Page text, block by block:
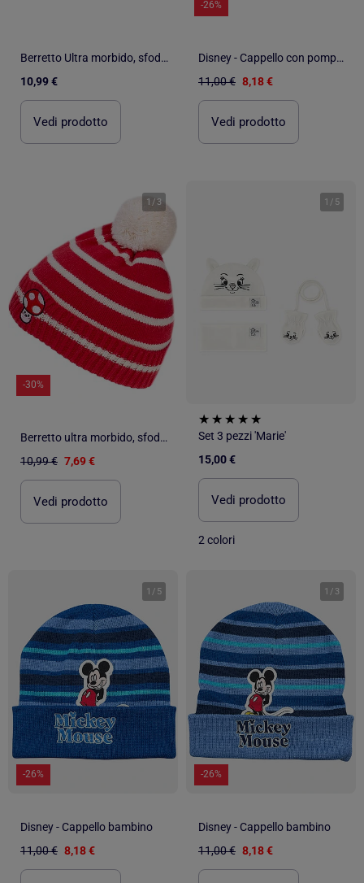
Berretto Ultra morbido, sfoderato unisex bambino Isotoner
10,99 €
Vedi prodotto
-26%
Disney - Cappello con pompon di
11,00 € 8,18 €
Vedi prodotto
1 / 3
-30%
Berretto ultra morbido, sfoderato unisex neonato Isotoner
10,99 € 7,69 €
Vedi prodotto
1 / 5
Set 3 pezzi 'Marie'
15,00 €
Vedi prodotto
2 colori
1 / 5
-26%
Disney - Cappello bambino
11,00 € 8,18 €
1 / 3
-26%
Disney - Cappello bambino
11,00 € 8,18 €